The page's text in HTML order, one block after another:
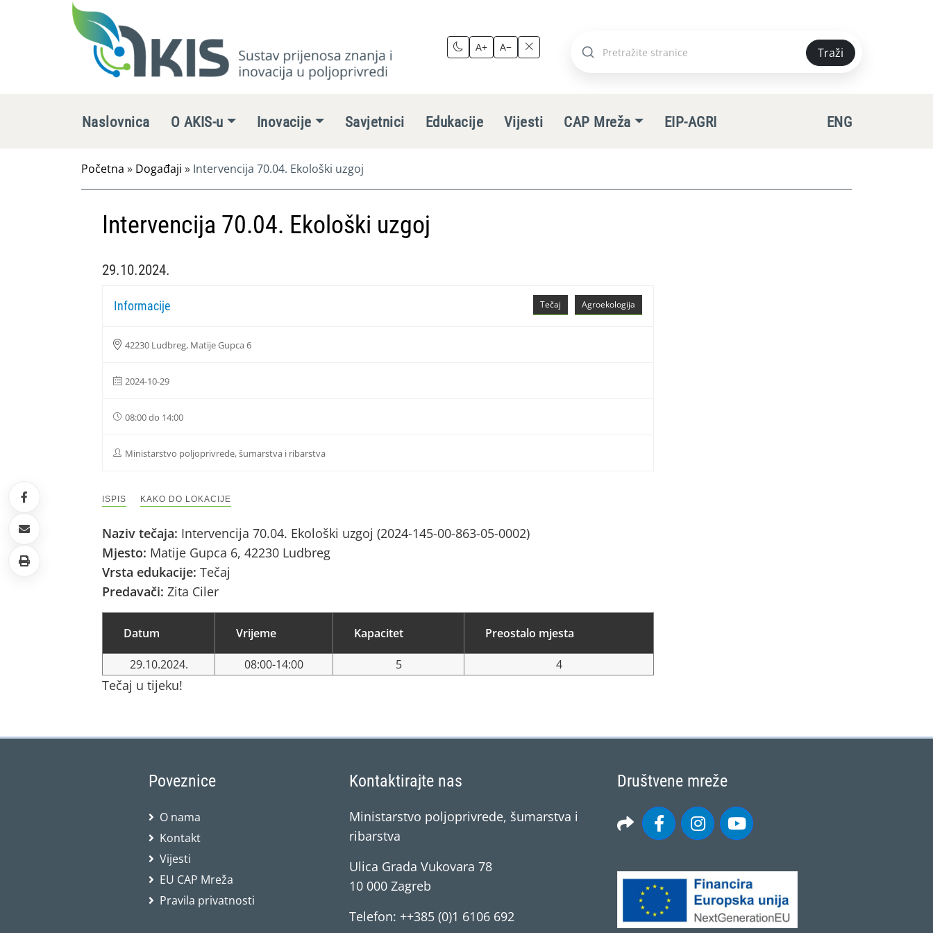
A+ A−
Pretraži
Traži
Naslovnica O AKIS-u Inovacije Savjetnici Edukacije Vijesti CAP Mreža EIP-AGRI ENG
Početna » Događaji » Intervencija 70.04. Ekološki uzgoj
Intervencija 70.04. Ekološki uzgoj
29.10.2024.
Agroekologija
Tečaj
Informacije
42230 Ludbreg, Matije Gupca 6
2024-10-29
08:00 do 14:00
Ministarstvo poljoprivrede, šumarstva i ribarstva
ISPIS KAKO DO LOKACIJE
Naziv tečaja: Intervencija 70.04. Ekološki uzgoj (2024-145-00-863-05-0002)
Mjesto: Matije Gupca 6, 42230 Ludbreg
Vrsta edukacije: Tečaj
Predavači: Zita Ciler
Datum Vrijeme Kapacitet Preostalo mjesta
29.10.2024. 08:00-14:00 5 4
Tečaj u tijeku!
Poveznice
O nama
Kontakt
Vijesti
EU CAP Mreža
Pravila privatnosti
Kontaktirajte nas
Ministarstvo poljoprivrede, šumarstva i
ribarstva
Ulica Grada Vukovara 78
10 000 Zagreb
Telefon: ++385 (0)1 6106 692
Društvene mreže